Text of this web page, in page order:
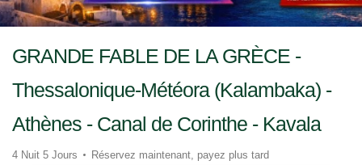
GRANDE FABLE DE LA GRÈCE -
Thessalonique-Météora (Kalambaka) -
Athènes - Canal de Corinthe - Kavala
4 Nuit 5 Jours Réservez maintenant, payez plus tard